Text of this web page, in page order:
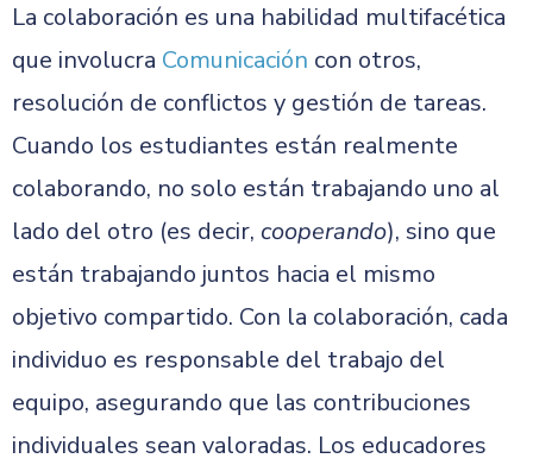
La colaboración es una habilidad multifacética
que involucra Comunicación con otros,
resolución de conflictos y gestión de tareas.
Cuando los estudiantes están realmente
colaborando, no solo están trabajando uno al
lado del otro (es decir, cooperando), sino que
están trabajando juntos hacia el mismo
objetivo compartido. Con la colaboración, cada
individuo es responsable del trabajo del
equipo, asegurando que las contribuciones
individuales sean valoradas. Los educadores